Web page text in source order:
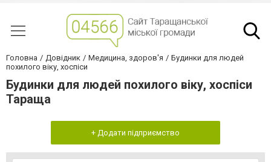
Головна Довідник Медицина, здоров'я
Будинки для людей
похилого віку, хоспіси
Будинки для людей похилого віку, хоспіси
Тараща
+ Додати підприємство